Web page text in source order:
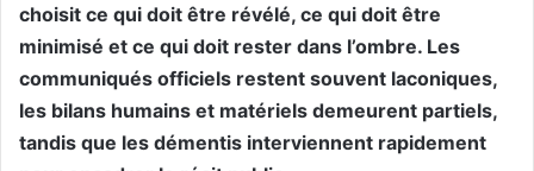
choisit ce qui doit être révélé, ce qui doit être
minimisé et ce qui doit rester dans l’ombre. Les
communiqués officiels restent souvent laconiques,
les bilans humains et matériels demeurent partiels,
tandis que les démentis interviennent rapidement